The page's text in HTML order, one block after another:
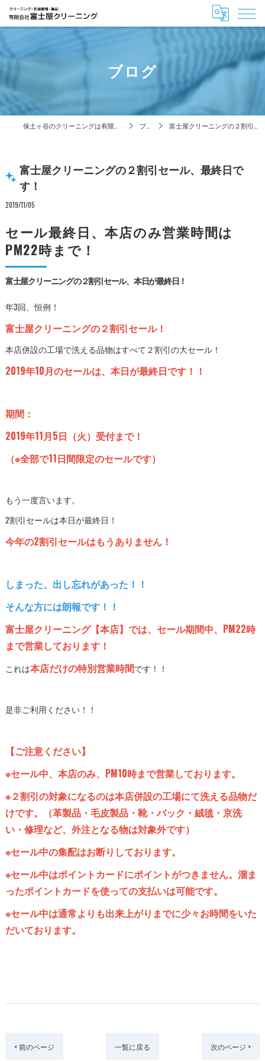
ブログ
ブログ 富士屋クリーニングの２割引セール、最終日です！
富士屋クリーニングの２割引セール、最終日で
す！
2019/11/05
富士屋クリーニングの２割引セール、本日が最終日！
セール最終日、本店のみ営業時間は
PM22時まで！
年3回、恒例！
富士屋クリーニングの２割引セール！
本店併設の工場で洗える品物はすべて２割引の大セール！
2019年10月のセールは、本日が最終日です！！
期間：
2019年11月5日（火）受付まで！
（※全部で11日間限定のセールです）
もう一度言います。
2割引セールは本日が最終日！
今年の2割引セールはもうありません！
しまった、出し忘れがあった！！
そんな方には朗報です！！
富士屋クリーニング【本店】では、セール期間中、PM22時
まで営業しております！
これは本店だけの特別営業時間です！！
是非ご利用ください！！
【ご注意ください】
※セール中、本店のみ、PM10時まで営業しております。
※２割引の対象になるのは本店併設の工場にて洗える品物だ
けです。（革製品・毛皮製品・靴・バック・絨毯・京洗
い・修理など、外注となる物は対象外です）
※セール中の集配はお断りしております。
※セール中はポイントカードにポイントがつきません。溜ま
ったポイントカードを使っての支払いは可能です。
※セール中は通常よりも出来上がりまでに少々お時間をいた
だいております。
< 前のページ 一覧に戻る 次のページ >